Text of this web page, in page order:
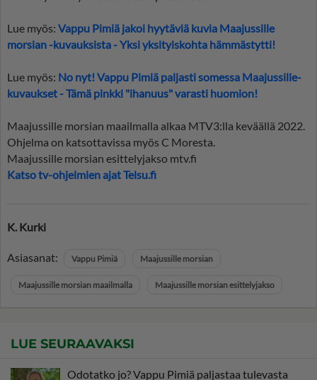
Lue myös: Vappu Pimiä jakoi hyytäviä kuvia Maajussille
morsian -kuvauksista - Yksi yksityiskohta hämmästytti!
Lue myös: No nyt! Vappu Pimiä paljasti somessa Maajussille-
kuvaukset - Tämä pinkki "ihanuus" varasti huomion!
Maajussille morsian maailmalla alkaa MTV3:lla keväällä 2022.
Ohjelma on katsottavissa myös C Moresta.
Maajussille morsian esittelyjakso mtv.fi
Katso tv-ohjelmien ajat Telsu.fi
K. Kurki
Asiasanat: Vappu Pimiä Maajussille morsian
Maajussille morsian maailmalla Maajussille morsian esittelyjakso
LUE SEURAAVAKSI
Odotatko jo? Vappu Pimiä paljastaa tulevasta